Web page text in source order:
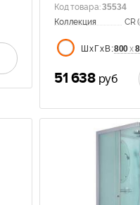
Код товара:35534
Коллекция
CR
ШхГхВ:800х
51 638 руб